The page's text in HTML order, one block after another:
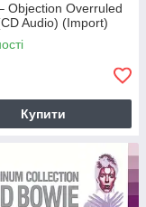
Objection Overruled
Audio) (Import)
Купити